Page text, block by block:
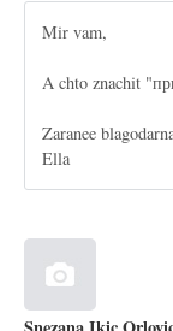
Mir vam,
A chto znachit
Zaranee
Ella